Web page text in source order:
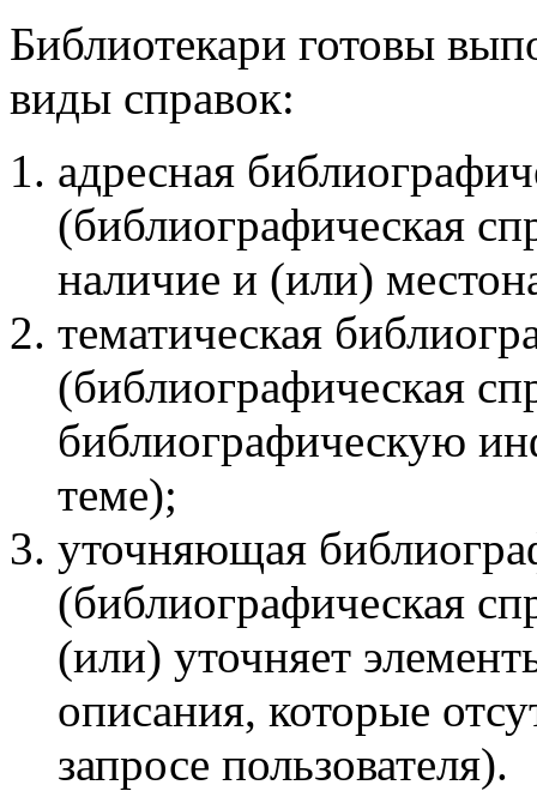
Библиотекари готовы
виды справок:
адресная
(библиографическая
наличие и (или)
тематическая
(библиографическая
библиографическую
теме);
уточняющая
(библиографическая
(или) уточняет
описания, которые
запросе пользователя).